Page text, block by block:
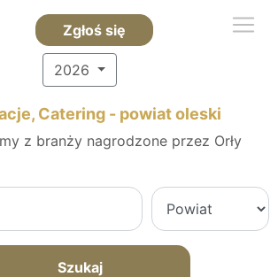
Zgłoś się
2026
Catering - powiat oleski
z branży nagrodzone przez Orły
Szukaj